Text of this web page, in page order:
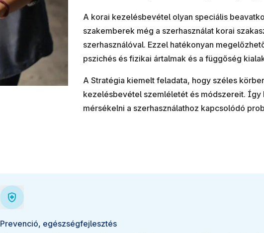
A korai kezelésbevétel olyan speciális
szakemberek még a szerhasználat korai
szerhasználóval. Ezzel hatékonyan
pszichés és fizikai ártalmak és a függőség
A Stratégia kiemelt feladata, hogy széles
kezelésbevétel szemléletét és módszereit. Így
mérsékelni a szerhasználathoz kapcsolódó
Prevenció, egészségfejlesztés